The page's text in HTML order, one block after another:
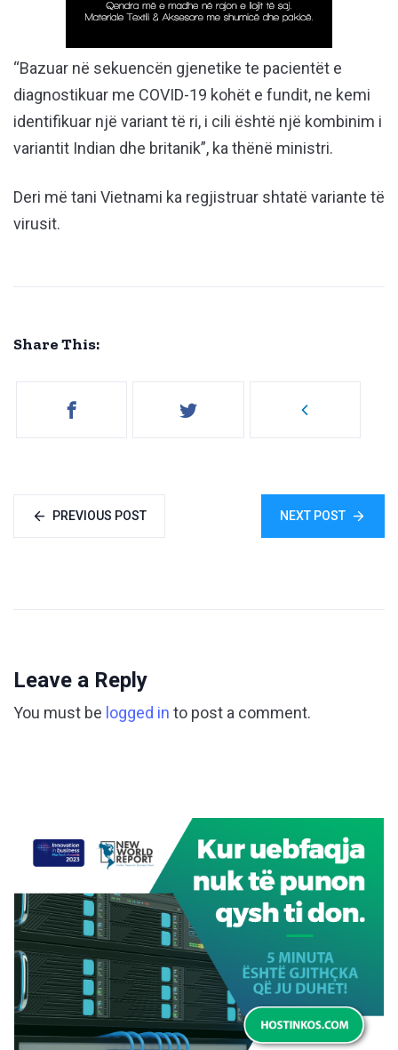
“Bazuar në sekuencën gjenetike te pacientët e
diagnostikuar me COVID-19 kohët e fundit, ne kemi
identifikuar një variant të ri, i cili është një kombinim i
variantit Indian dhe britanik”, ka thënë ministri.
Deri më tani Vietnami ka regjistruar shtatë variante të
virusit.
Share This:
PREVIOUS POST NEXT POST
Leave a Reply
You must be logged in to post a comment.